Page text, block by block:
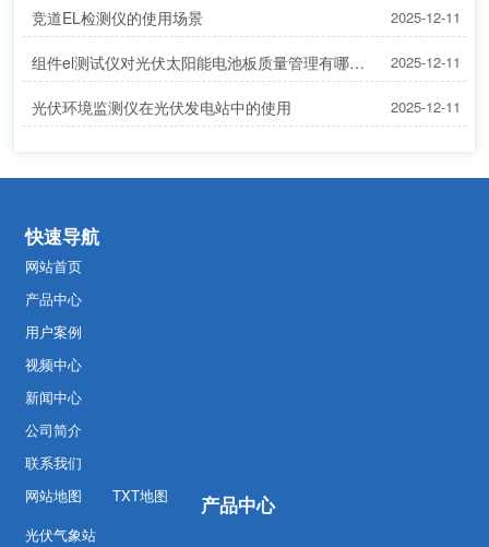
竞道EL检测仪的使用场景 2025-12-11
组件el测试仪对光伏太阳能电池板质量管理有哪些帮助 2025-12-11
光伏环境监测仪在光伏发电站中的使用 2025-12-11
快速导航
网站首页
产品中心
用户案例
视频中心
新闻中心
公司简介
联系我们
网站地图
TXT地图 产品中心
光伏气象站